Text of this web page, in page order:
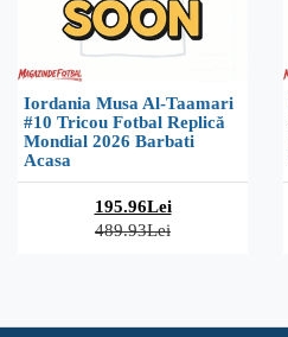
Iordania Musa Al-Taamari
#10 Tricou Fotbal Replică
Mondial 2026 Barbati
Acasa
195.96Lei
489.93Lei